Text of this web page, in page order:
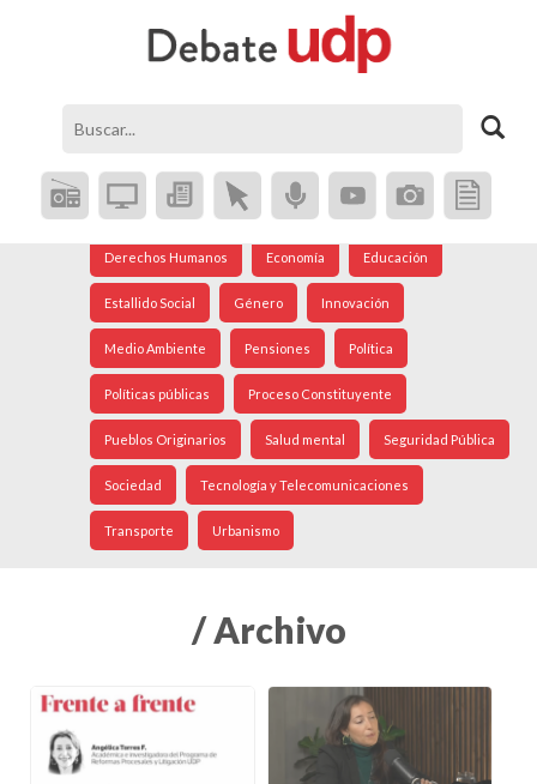
Coronavirus Crisis Social Democracia
Derechos Humanos Economía Educación
Estallido Social Género Innovación
Medio Ambiente Pensiones Política
Políticas públicas Proceso Constituyente
Pueblos Originarios Salud mental Seguridad Pública
Sociedad Tecnología y Telecomunicaciones
Transporte Urbanismo
/ Archivo